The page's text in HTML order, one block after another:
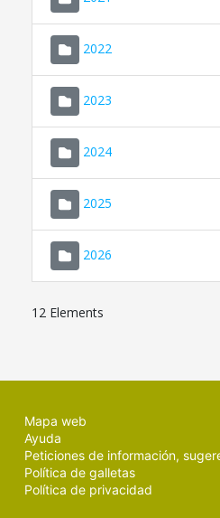
2022
2023
2024
2025
2026
12 Elements
Mapa web
Ayuda
Peticiones de información,
Política de galletas
Política de privacidad